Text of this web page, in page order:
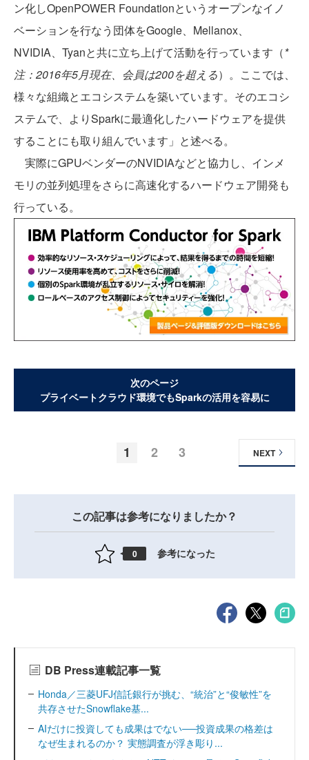
ン化しOpenPOWER Foundationというオープンなイノ
ベーションを行なう団体をGoogle、Mellanox、
NVIDIA、Tyanと共に立ち上げて活動を行っています（*
注：2016年5月現在、会員は200を超える）。ここでは、
様々な組織とエコシステムを築いています。そのエコシ
ステムで、よりSparkに最適化したハードウェアを提供
することにも取り組んでいます」と述べる。
実際にGPUベンダーのNVIDIAなどと協力し、インメ
モリの並列処理をさらに高速化するハードウェア開発も
行っている。
次のページ
プライベートクラウド環境でもSparkの活用を容易に
1 2 3 NEXT
この記事は参考になりましたか？
0 参考になった
DB Press連載記事一覧
Honda／三菱UFJ信託銀行が挑む、“統治”と“俊敏性”を
共存させたSnowflake基...
AIだけに投資しても成果はでない──投資成果の格差は
なぜ生まれるのか？ 実態調査が浮き彫り...